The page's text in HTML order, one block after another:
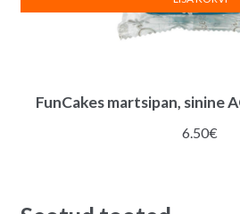
FunCakes martsipan, sinine
6.50€